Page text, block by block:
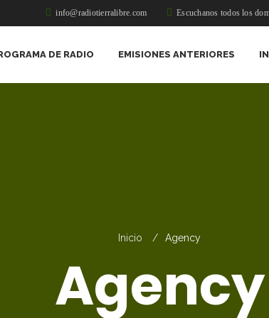
info@radiotierralibre.com Escuchanos todos los
DE RADIO EMISIONES ANTERIORES
Inicio Agency
Agency